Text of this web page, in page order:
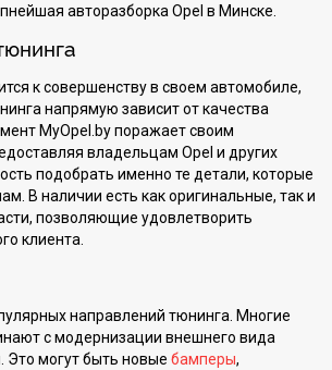
авторазборка Opel в Минске.
к совершенству в своем автомобиле,
напрямую зависит от качества
MyOpel.by поражает своим
владельцам Opel и других
подобрать именно те детали, которые
В наличии есть как оригинальные, так и
позволяющие удовлетворить
клиента.
направлений тюнинга. Многие
с модернизации внешнего вида
Это могут быть новые бамперы,